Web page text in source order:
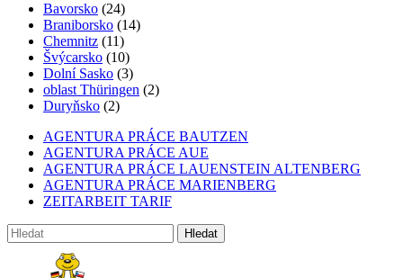
Bavorsko (24)
Braniborsko (14)
Chemnitz (11)
Švýcarsko (10)
Dolní Sasko (3)
oblast Thüringen (2)
Duryňsko (2)
AGENTURA PRÁCE BAUTZEN
AGENTURA PRÁCE AUE
AGENTURA PRÁCE LAUENSTEIN ALTENBERG
AGENTURA PRÁCE MARIENBERG
ZEITARBEIT TARIF